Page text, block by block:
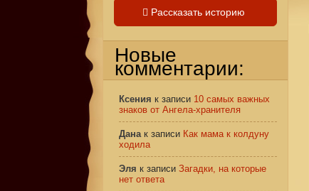
Рассказать историю
Новые
комментарии:
Ксения к записи 10 самых важных
знаков от Ангела-хранителя
Данак записи Как мама к колдуну
ходила
Эля к записи Загадки, на которые
нет ответа